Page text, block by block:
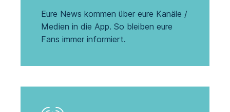
Eure News kommen über eure Kanäle /
Medien in die App. So bleiben eure
Fans immer informiert.